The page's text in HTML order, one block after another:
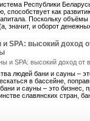
Республики
способствует как
Поскольку
значит, и оборот
и SPA: высокий доход
людей бани и сауны –
в бассейне,
и сауны – это бизнес,
славянских стран,